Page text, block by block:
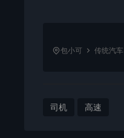
包小可 传统汽车
司机 高速